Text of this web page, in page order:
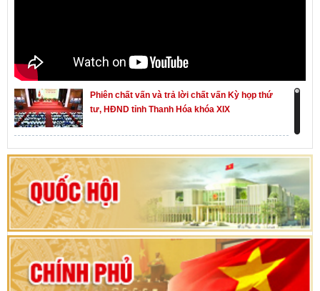
Phiên chất vấn và trả lời chất vấn Kỳ họp thứ
tư, HĐND tỉnh Thanh Hóa khóa XIX
Khai mạc kỳ họp thứ Nhất, Quốc hội khóa XVI
Hướng dẫn quy trình bỏ phiếu bầu cử ĐBQH
khoá XVI và đại biểu HĐND các cấp nhiệm kỳ
2026-2031
80 năm Quốc hội Việt Nam: vì lợi ích Nhân dân,
vì sự phát triển của đất nước